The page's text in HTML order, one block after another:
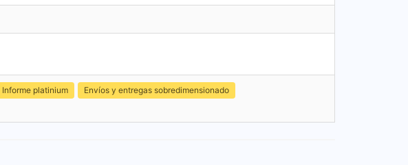
Informe platinium
Envíos y entregas sobredimensionado